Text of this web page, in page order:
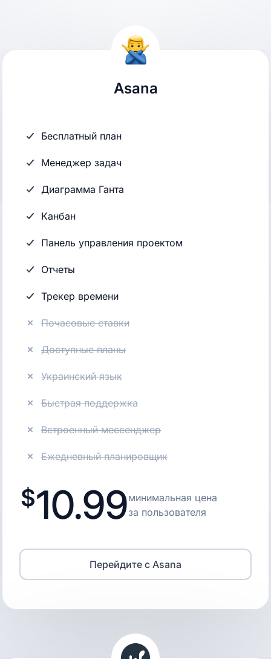
Asana
Бесплатный план
Менеджер задач
Диаграмма Ганта
Канбан
Панель управления проектом
Отчеты
Трекер времени
Почасовые ставки
Доступные планы
Украинский язык
Быстрая поддержка
Встроенный мессенджер
Ежедневный планировщик
10.99минимальная цена
за пользователя
Перейдите с Asana